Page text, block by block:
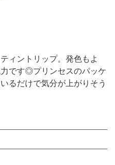
ィントリップ。発色もよ
です◎プリンセスのパッケ
るだけで気分が上がりそう